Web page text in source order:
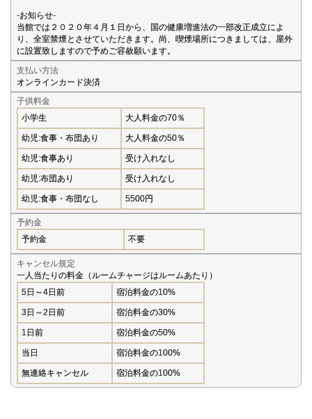
-お知らせ-
当館では２０２０年４月１日から、国の健康増進法の一部改正成立によ
り、全室禁煙とさせていただきます。尚、喫煙場所につきましては、屋外
に設置致しますので予めご容赦願います。
支払い方法
オンラインカード決済
子供料金
小学生
大人料金の70％
幼児:食事・布団あり 大人料金の50％
幼児:食事あり 受け入れなし
幼児:布団あり 受け入れなし
幼児:食事・布団なし 5500円
予約金
予約金
不要
キャンセル規定
一人当たりの料金（ルームチャージはルームあたり）
5日～4日前
宿泊料金の10%
3日～2日前 宿泊料金の30%
1日前 宿泊料金の50%
当日 宿泊料金の100%
無連絡キャンセル 宿泊料金の100%